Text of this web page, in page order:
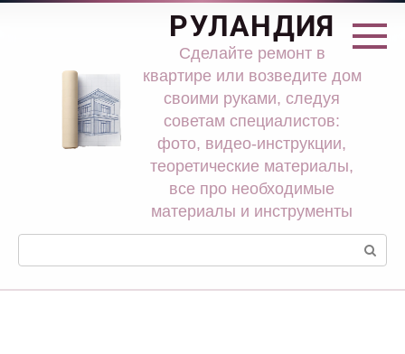
Перейти
РУЛАНДИЯ
Сделайте ремонт в
квартире или возведите дом
своими руками, следуя
советам специалистов:
фото, видео-инструкции,
теоретические материалы,
все про необходимые
материалы и инструменты
Поиск: